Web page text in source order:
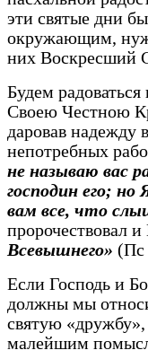
эти святые дни
окружающим,
них Воскресший
Будем
Своею Честною
даровав надежду
непотребных
не называю вас
господин его; но
вам все, что
пророчествовал
Всевышнего» (Пс
Если Господь и
должны мы
святую
малейшим